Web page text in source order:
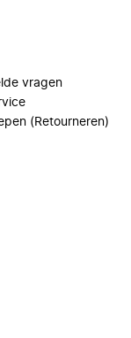
vragen
(Retourneren)